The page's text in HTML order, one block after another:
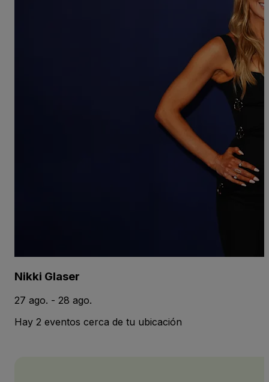
Nikki Glaser
27 ago. - 28 ago.
Hay 2 eventos cerca de tu ubicación